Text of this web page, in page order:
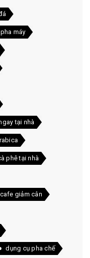
máy
tại nhà
phê tại nhà
cafe giảm cân
dụng cụ pha chế